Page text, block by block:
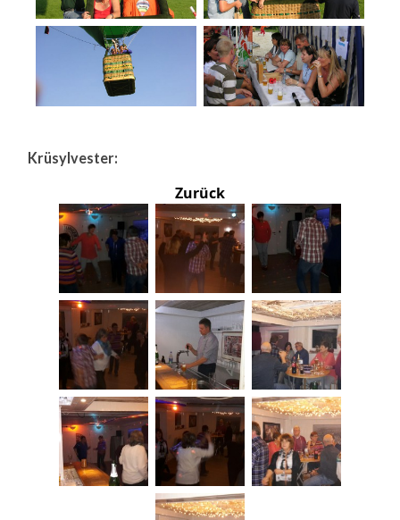
Krüsylvester:
Zurück